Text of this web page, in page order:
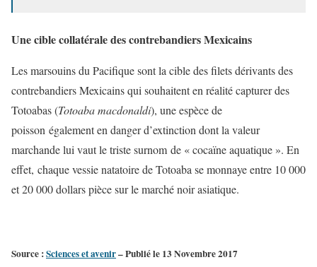
Une cible collatérale des contrebandiers Mexicains
Les marsouins du Pacifique sont la cible des filets dérivants des
contrebandiers Mexicains qui souhaitent en réalité capturer des
Totoabas (Totoaba macdonaldi), une espèce de
poisson également en danger d’extinction dont la valeur
marchande lui vaut le triste surnom de « cocaïne aquatique ». En
effet, chaque vessie natatoire de Totoaba se monnaye entre 10 000
et 20 000 dollars pièce sur le marché noir asiatique.
Source :Sciences et avenir– Publié le 13 Novembre 2017